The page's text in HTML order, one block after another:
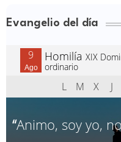
Evangelio del día